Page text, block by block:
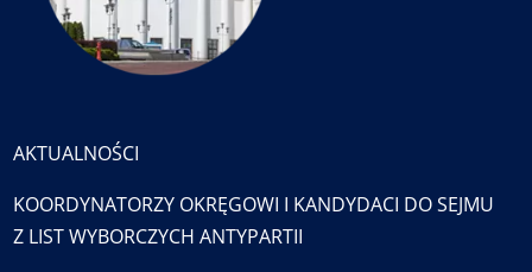
AKTUALNOŚCI
KOORDYNATORZY OKRĘGOWI I KANDYDACI DO SEJMU
Z LIST WYBORCZYCH ANTYPARTII